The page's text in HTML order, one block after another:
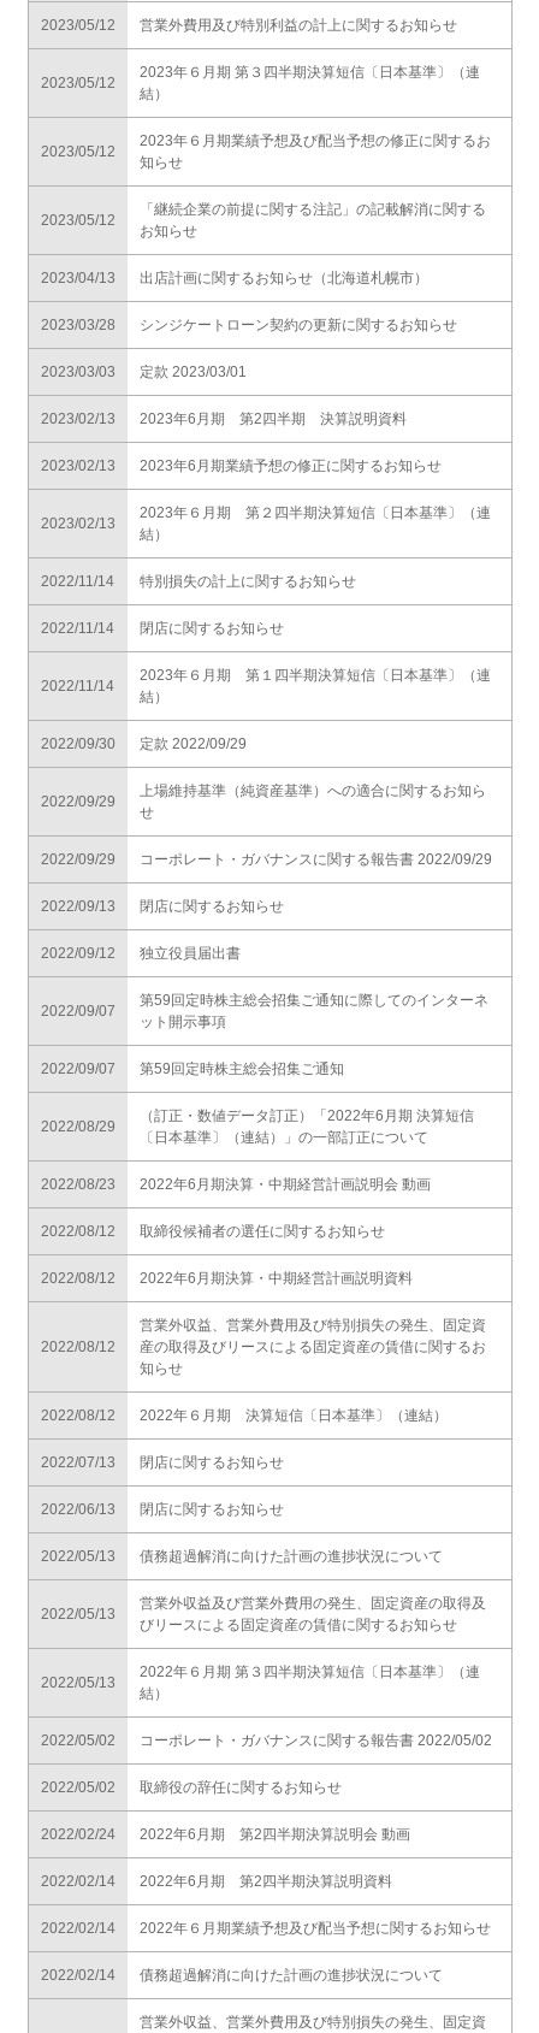
2023/05/12 営業外費用及び特別利益の計上に関するお知らせ
2023/05/12
2023年６月期 第３四半期決算短信〔日本基準〕（連
結）
2023/05/12
2023年６月期業績予想及び配当予想の修正に関するお
知らせ
2023/05/12
「継続企業の前提に関する注記」の記載解消に関する
お知らせ
2023/04/13 出店計画に関するお知らせ（北海道札幌市）
2023/03/28 シンジケートローン契約の更新に関するお知らせ
2023/03/03 定款 2023/03/01
2023/02/13 2023年6月期 第2四半期 決算説明資料
2023/02/13 2023年6月期業績予想の修正に関するお知らせ
2023/02/13
2023年６月期 第２四半期決算短信〔日本基準〕（連
結）
2022/11/14 特別損失の計上に関するお知らせ
2022/11/14 閉店に関するお知らせ
2022/11/14
2023年６月期 第１四半期決算短信〔日本基準〕（連
結）
2022/09/30 定款 2022/09/29
2022/09/29
上場維持基準（純資産基準）への適合に関するお知ら
せ
2022/09/29 コーポレート・ガバナンスに関する報告書 2022/09/29
2022/09/13 閉店に関するお知らせ
2022/09/12 独立役員届出書
2022/09/07
第59回定時株主総会招集ご通知に際してのインターネ
ット開示事項
2022/09/07 第59回定時株主総会招集ご通知
2022/08/29
（訂正・数値データ訂正）「2022年6月期 決算短信
〔日本基準〕（連結）」の一部訂正について
2022/08/23 2022年6月期決算・中期経営計画説明会 動画
2022/08/12 取締役候補者の選任に関するお知らせ
2022/08/12 2022年6月期決算・中期経営計画説明資料
2022/08/12
営業外収益、営業外費用及び特別損失の発生、固定資
産の取得及びリースによる固定資産の賃借に関するお
知らせ
2022/08/12 2022年６月期 決算短信〔日本基準〕（連結）
2022/07/13 閉店に関するお知らせ
2022/06/13 閉店に関するお知らせ
2022/05/13 債務超過解消に向けた計画の進捗状況について
2022/05/13
営業外収益及び営業外費用の発生、固定資産の取得及
びリースによる固定資産の賃借に関するお知らせ
2022/05/13
2022年６月期 第３四半期決算短信〔日本基準〕（連
結）
2022/05/02 コーポレート・ガバナンスに関する報告書 2022/05/02
2022/05/02 取締役の辞任に関するお知らせ
2022/02/24 2022年6月期 第2四半期決算説明会 動画
2022/02/14 2022年6月期 第2四半期決算説明資料
2022/02/14 2022年６月期業績予想及び配当予想に関するお知らせ
2022/02/14 債務超過解消に向けた計画の進捗状況について
営業外収益、営業外費用及び特別損失の発生、固定資